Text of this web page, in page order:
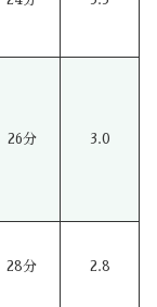
26分 3.0
28分 2.8